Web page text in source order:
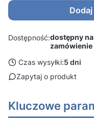
Dostępność:dostępny na
zamówienie
Czas wysyłki:5 dni
Zapytaj o produkt
Kluczowe